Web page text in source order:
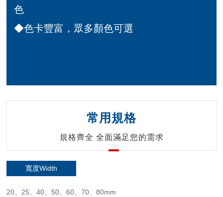
色
◆色卡豐富，眾多顏色可選
常用規格
規格齊全 全面滿足您的需求
寬度Width
20、25、40、50、60、70、80mm